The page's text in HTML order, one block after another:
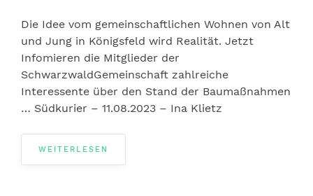
Die Idee vom gemeinschaftlichen Wohnen von Alt
und Jung in Königsfeld wird Realität. Jetzt
Infomieren die Mitglieder der
SchwarzwaldGemeinschaft zahlreiche
Interessente über den Stand der Baumaßnahmen
… Südkurier – 11.08.2023 – Ina Klietz
WEITERLESEN